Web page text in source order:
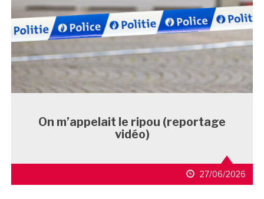
On m’appelait le ripou (reportage
vidéo)
27/06/2026